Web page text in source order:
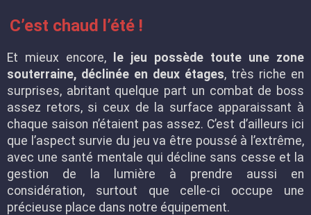
C’est chaud l’été !
Et mieux encore,
le jeu possède toute une zone
souterraine, déclinée en deux étages, très riche en
surprises, abritant quelque part un combat de boss
assez retors, si ceux de la surface apparaissant à
chaque saison n’étaient pas assez. C’est d’ailleurs ici
que l’aspect survie du jeu va être poussé à l’extrême,
avec une santé mentale qui décline sans cesse et la
gestion de la lumière à prendre aussi en
considération, surtout que celle-ci occupe une
précieuse place dans notre équipement.